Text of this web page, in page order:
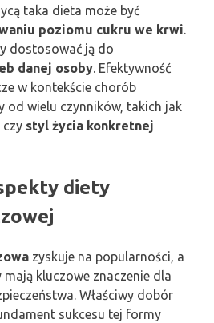
taka dieta może być
poziomu cukru we krwi.
dostosować ją do
danej osoby. Efektywność
w kontekście chorób
od wielu czynników, takich jak
czy styl życia konkretnej
diety
zyskuje na popularności, a
kluczowe znaczenie dla
Właściwy dobór
sukcesu tej formy